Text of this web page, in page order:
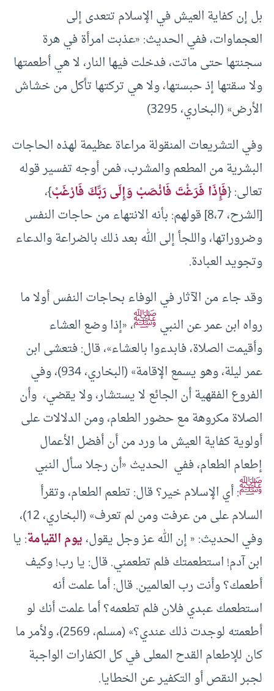
بل إن كفاية العيش في الإسلام تتعدى إلى
العجماوات، ففي الحديث: «عذبت امرأة في هرة
سجنتها حتى ماتت، فدخلت فيها النار، لا هي أطعمتها
ولا سقتها إذ حبستها، ولا هي تركتها تأكل من ‌خشاش
الأرض» (البخاري، 3295)
وفي التشريعات المنقولة مراعاة عظيمة لهذه الحاجات
البشرية من المطعم والمشرب، فمن أوجه تفسير قوله
تعالى: {فَإِذَا فَرَغْتَ فَانْصَبْ وَإِلَى رَبِّكَ فَارْغَبْ}،
[الشرح، 8،7] قولهم: بأنه الانتهاء من حاجات النفس
وضروراتها، واللجأ إلى الله بعد ذلك بالضراعة والدعاء
وتجويد العبادة.
وقد جاء من الآثار في الوفاء بحاجات النفس أولا ما
رواه ابن عمر عن النبيﷺ، «إذا ‌وضع ‌العشاء
وأقيمت الصلاة، فابدءوا بالعشاء»، قال: فتعشى ابن
عمر ليلة، وهو يسمع الإقامة» (البخاري، 934)، وفي
الفروع الفقهية أن الجائع لا يستشار، ولا يقضي، وأن
الصلاة مكروهة مع حضور الطعام، ومن الدلالات على
أولوية كفاية العيش ما ورد من أن أفضل الأعمال
إطعام الطعام، ففي الحديث «أن رجلا سأل النبي
ﷺ: أي الإسلام خير؟ قال: ‌تطعم ‌الطعام، وتقرأ
السلام على من عرفت ومن لم تعرف» (البخاري، 12)،
وفي الحديث: « إن الله عز وجل يقول،يوم القيامة: يا
ابن آدم! ‌استطعمتك فلم تطعمني. قال: يا رب! وكيف
أطعمك؟ وأنت رب العالمين. قال: أما علمت أنه
استطعمك عبدي فلان فلم تطعمه؟ أما علمت أنك لو
أطعمته لوجدت ذلك عندي؟» (مسلم، 2569)، ولأمر ما
كان للإطعام القدح المعلى في كل الكفارات الواجبة
لجبر النقص أو التكفير عن الخطايا.